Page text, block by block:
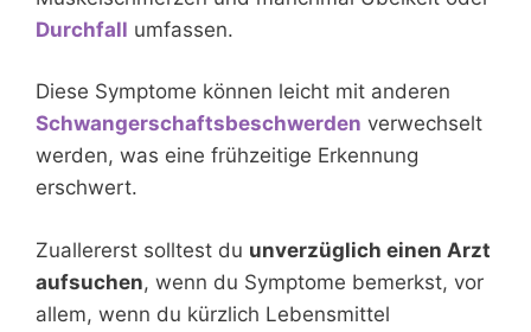
Durchfall umfassen.
Diese Symptome können leicht mit anderen
Schwangerschaftsbeschwerden verwechselt
werden, was eine frühzeitige Erkennung
erschwert.
Zuallererst solltest du unverzüglich einen Arzt
aufsuchen, wenn du Symptome bemerkst, vor
allem, wenn du kürzlich Lebensmittel